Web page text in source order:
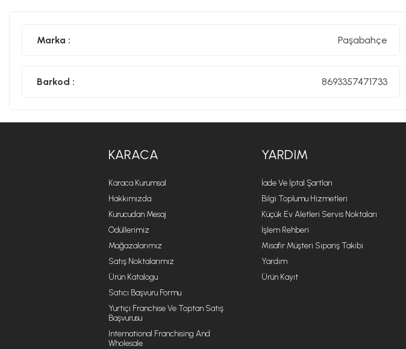
Marka : Paşabahçe
Barkod : 8693357471733
KARACA
Karaca Kurumsal
Hakkımızda
Kurucudan Mesaj
Ödüllerimiz
Mağazalarımız
Satış Noktalarımız
Ürün Katalogu
Satıcı Başvuru Formu
Yurtiçi Franchise Ve Toptan Satış
Başvurusu
International Franchising And
Wholesale
YARDIM
İade Ve İptal Şartları
Bilgi Toplumu Hizmetleri
Küçük Ev Aletleri Servis Noktaları
İşlem Rehberi
Misafir Müşteri Sipariş Takibi
Yardım
Ürün Kayıt